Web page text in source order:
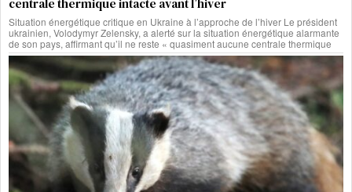
centrale thermique intacte avant l’hiver
Situation énergétique critique en Ukraine à l’approche de l’hiver Le président
ukrainien, Volodymyr Zelensky, a alerté sur la situation énergétique alarmante
de son pays, affirmant qu’il ne reste « quasiment aucune centrale thermique